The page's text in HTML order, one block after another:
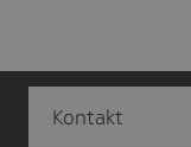
Kontakt